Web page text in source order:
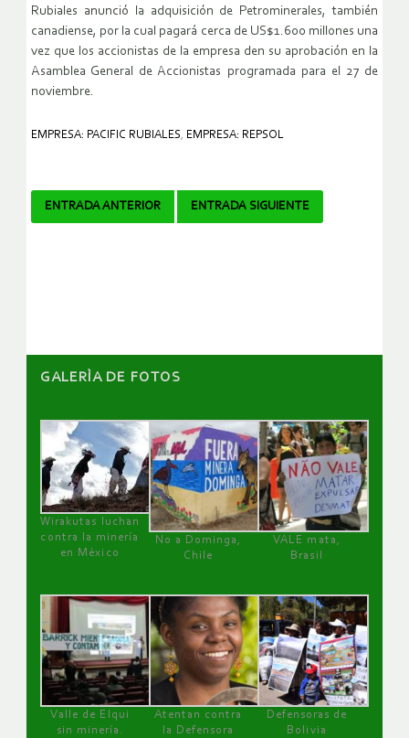
Rubiales anunció la adquisición de Petrominerales, también
canadiense, por la cual pagará cerca de US$1.600 millones una
vez que los accionistas de la empresa den su aprobación en la
Asamblea General de Accionistas programada para el 27 de
noviembre.
EMPRESA: PACIFIC RUBIALES, EMPRESA: REPSOL
Navegador
ENTRADA ANTERIOR ENTRADA SIGUIENTE
GALERÌA DE FOTOS
Wirakutas luchan
contra la minería
en México
No a Dominga,
Chile
VALE mata,
Brasil
Valle de Elqui
sin minería.
Atentan contra
la Defensora
Defensoras de
Bolivia